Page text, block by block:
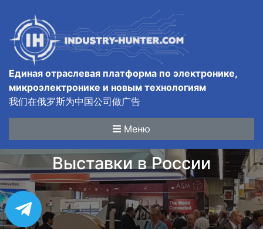
Единая отраслевая платформа по электронике,
микроэлектронике и новым технологиям
我们在俄罗斯为中国公司做广告
Меню
Выставки в России